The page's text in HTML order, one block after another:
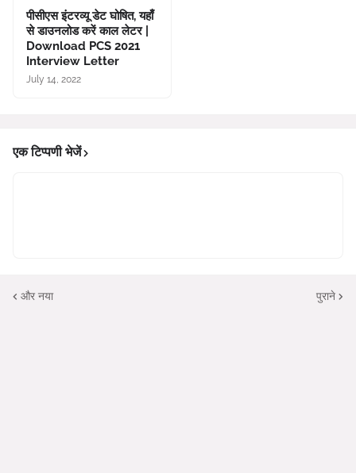
पीसीएस इंटरव्यू डेट घोषित, यहाँ
से डाउनलोड करें काल लेटर |
Download PCS 2021
Interview Letter
July 14, 2022
एक टिप्पणी भेजें
और नया पुराने